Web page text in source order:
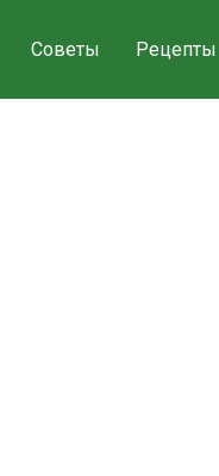
Советы Рецепты